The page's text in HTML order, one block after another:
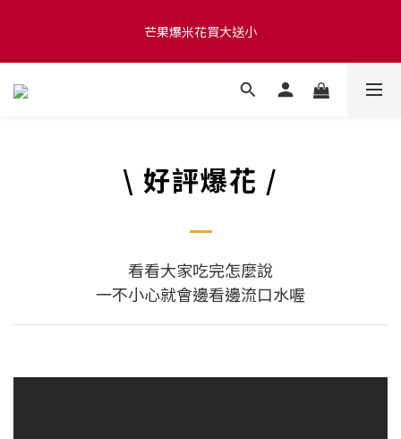
🍿 滿 $2000 贈品牌毛氈袋
芒果爆米花買大送小
滿 $1280 贈玫瑰鹽爆米花50g 🍿 滿 $1580 贈品牌咖啡掛耳包×10
\ 好評爆花 /
看看大家吃完怎麼說
一不小心就會邊看邊流口水喔